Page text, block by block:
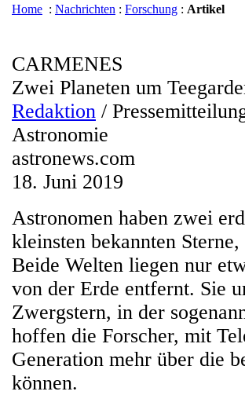
Home : Nachrichten : Forschung : Artikel
CARMENES
Zwei Planeten um
Redaktion /
Astronomie
astronews.com
18. Juni 2019
Astronomen haben zwei
kleinsten bekannten
Beide Welten liegen nur
von der Erde entfernt. Sie
Zwergstern, in der
hoffen die Forscher, mit
Generation mehr über die
können.